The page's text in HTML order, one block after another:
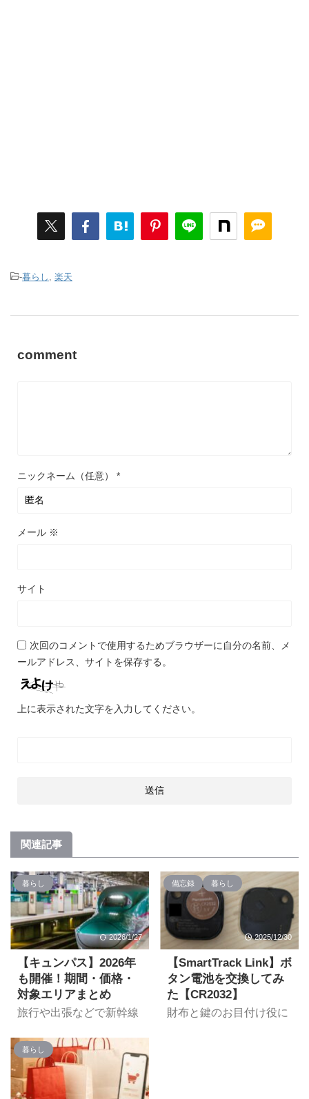
-暮らし , 楽天
comment
ニックネーム（任意） *
メール ※
サイト
次回のコメントで使用するためブラウザーに自分の名前、メ
ールアドレス、サイトを保存する。
上に表示された文字を入力してください。
関連記事
暮らし
2026/1/27
【キュンパス】2026年
も開催！期間・価格・
対象エリアまとめ
旅行や出張などで新幹線
方、必見です。JR東日本
の在来線や新幹線が1日
or 2日間乗り放題できち
ゃう「キュンパス」が
備忘録 暮らし
2025/12/30
【SmartTrack Link】ボ
タン電池を交換してみ
た【CR2032】
財布と鍵のお目付け役に
暮らし